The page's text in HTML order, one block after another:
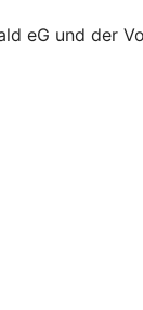
eG und der